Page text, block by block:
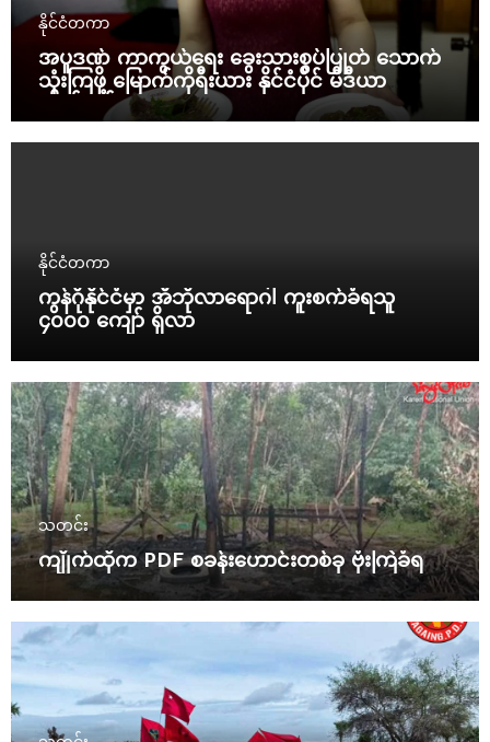
နိုင်ငံတကာ
အပူဒဏ် ကာကွယ်ရေး ခွေးသားစွပ်ပြုတ် သောက်
သုံးကြဖို့ မြောက်ကိုရီးယား နိုင်ငံပိုင် မီဒီယာ
တိုက်တွန်း
နိုင်ငံတကာ
ကွန်ဂိုနိုင်ငံမှာ အီဘိုလာရောဂါ ကူးစက်ခံရသူ
၄၀၀၀ ကျော် ရှိလာ
သတင်း
ကျိုက်ထိုက PDF စခန်းဟောင်းတစ်ခု ဗုံးကြဲခံရ